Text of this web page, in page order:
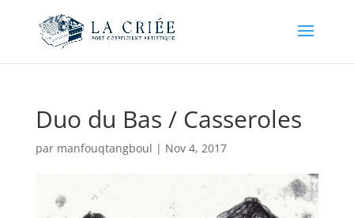
Duo du Bas / Casseroles
par manfouqtangboul | Nov 4, 2017